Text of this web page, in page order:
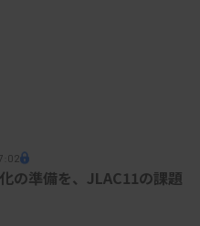
けて尿沈渣検査の増加
の準備を、JLAC11の課題